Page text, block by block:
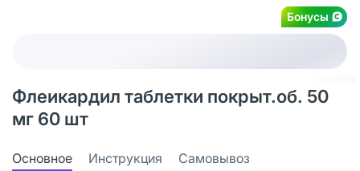
Бонусы
Флеикардил таблетки покрыт.об. 50
мг 60 шт
Основное Инструкция Самовывоз